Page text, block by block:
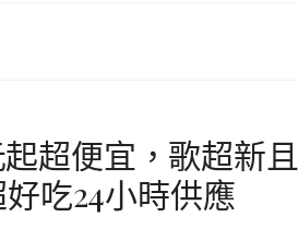
超便宜，歌超新且
吃24小時供應